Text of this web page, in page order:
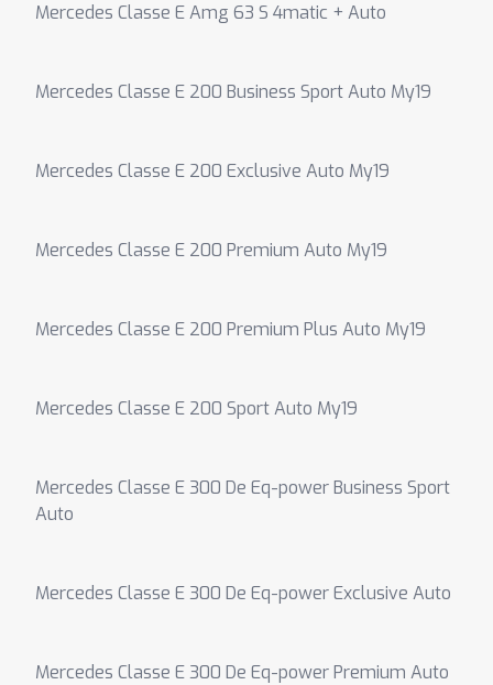
Mercedes Classe E Amg 63 S 4matic + Auto
Mercedes Classe E 200 Business Sport Auto My19
Mercedes Classe E 200 Exclusive Auto My19
Mercedes Classe E 200 Premium Auto My19
Mercedes Classe E 200 Premium Plus Auto My19
Mercedes Classe E 200 Sport Auto My19
Mercedes Classe E 300 De Eq-power Business Sport
Auto
Mercedes Classe E 300 De Eq-power Exclusive Auto
Mercedes Classe E 300 De Eq-power Premium Auto